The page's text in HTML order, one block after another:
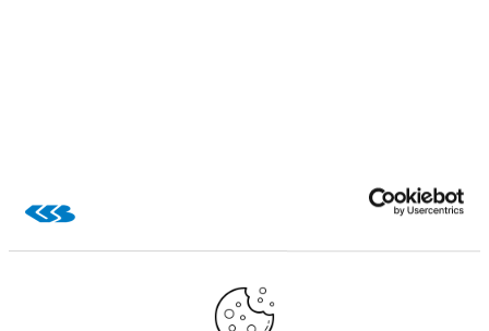
Der CSB Eydentifier ist eine Lösung aus dem Bereich der